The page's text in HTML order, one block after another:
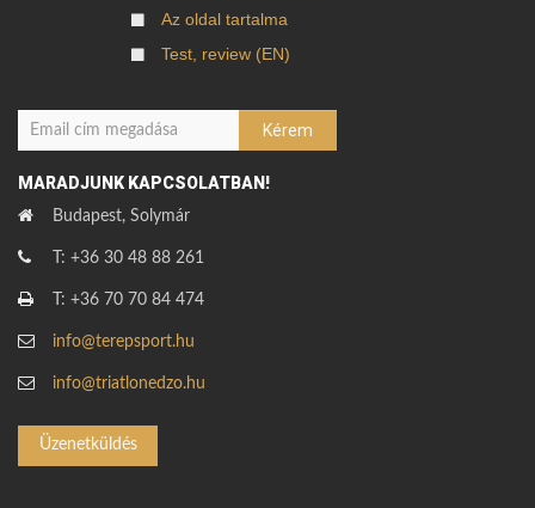
Az oldal tartalma
Test, review (EN)
MARADJUNK KAPCSOLATBAN!
Budapest, Solymár
T: +36 30 48 88 261
T: +36 70 70 84 474
info@terepsport.hu
info@triatlonedzo.hu
Üzenetküldés